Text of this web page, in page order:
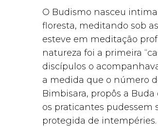
O Budismo nasceu
floresta, meditando sob
esteve em meditação
natureza foi a primeira
discípulos o
a medida que o número
Bimbisara, propôs a
os praticantes pudessem
protegida de